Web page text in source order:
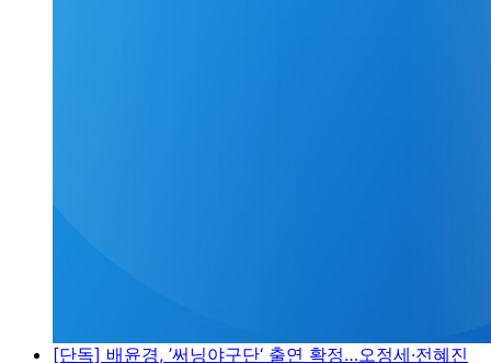
[단독] 배윤경, ’써닝야구단‘ 출연 확정…오정세·전혜진